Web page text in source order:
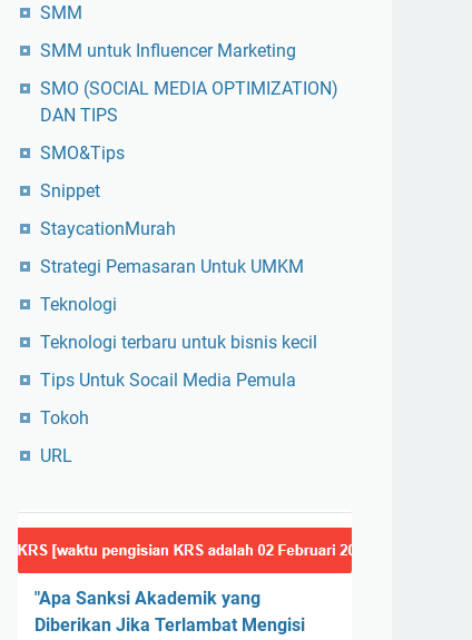
SMM
SMM untuk Influencer Marketing
SMO (SOCIAL MEDIA OPTIMIZATION)
DAN TIPS
SMO&Tips
Snippet
StaycationMurah
Strategi Pemasaran Untuk UMKM
Teknologi
Teknologi terbaru untuk bisnis kecil
Tips Untuk Socail Media Pemula
Tokoh
URL
"Apa Sanksi Akademik yang
Diberikan Jika Terlambat Mengisi